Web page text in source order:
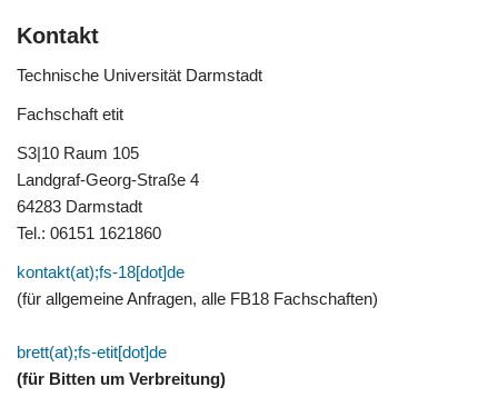
Kontakt
Technische Universität Darmstadt
Fachschaft etit
S3|10 Raum 105
Landgraf-Georg-Straße 4
64283 Darmstadt
Tel.: 06151 1621860
kontakt(at);fs-18[dot]de
(für allgemeine Anfragen, alle FB18 Fachschaften)
brett(at);fs-etit[dot]de
(für Bitten um Verbreitung)